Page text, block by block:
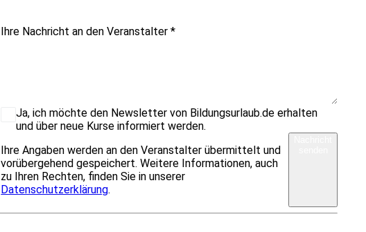
Ihre Nachricht an den Veranstalter*
Ja, ich möchte den Newsletter von Bildungsurlaub.de erhalten
und über neue Kurse informiert werden.
Ihre Angaben werden an den Veranstalter übermittelt und
vorübergehend gespeichert. Weitere Informationen, auch
zu Ihren Rechten, finden Sie in unserer
Datenschutzerklärung.